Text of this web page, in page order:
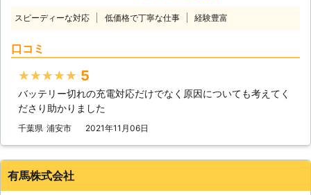
せるだけの電力が無くなってしまうの
んな原因がある 車の放置だけではな
原因があります。下記に紹介していき
スピーディーな対応 低価格で丁寧な仕事 経験豊富
口コミ
★★★★★ 5
バッテリー切れの充電対応だけでなく原因についても考えてく
ださり助かりました
千葉県 浦安市 2021年11月06日
有馬株式会社